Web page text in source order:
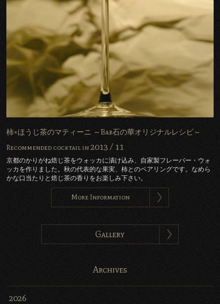
柿×ほうじ茶のマティーニ ～Bar石の華オリジナルレシピ～
Recommended cocktail in2013 / 11
京都のかりがね焙じ茶をウォッカに漬け込み、自家製フレーバー・ウォ
ッカを作りました。秋の代表的な果実、柿とのペアリングです。なめら
かな口当たりと焙じ茶の香りをお楽しみ下さい。
More Information
Gallery
Archives
2026